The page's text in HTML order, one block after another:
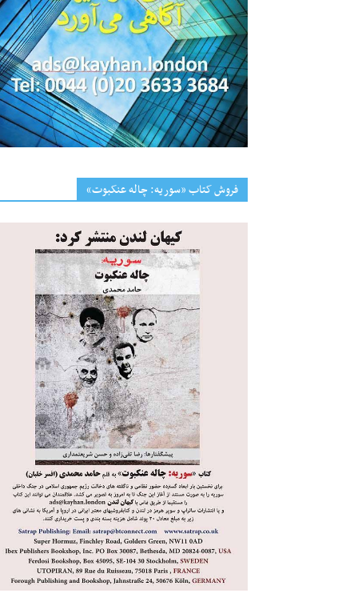
فروش کتاب «سوریه: چاله عنکبوت»